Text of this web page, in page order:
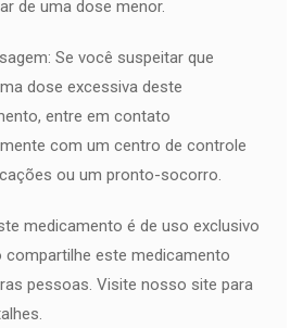
de uma dose menor.
Se você suspeitar que
dose excessiva deste
entre em contato
com um centro de controle
ou um pronto-socorro.
medicamento é de uso exclusivo
compartilhe este medicamento
pessoas. Visite nosso site para